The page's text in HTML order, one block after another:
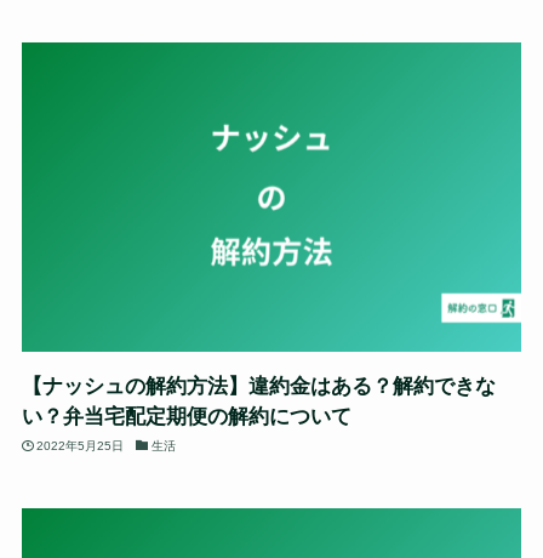
【ナッシュの解約方法】違約金はある？解約できな
い？弁当宅配定期便の解約について
2022年5月25日 生活